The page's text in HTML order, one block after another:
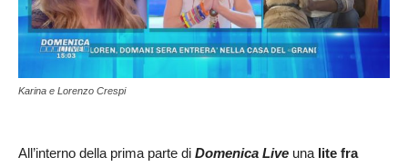
Karina e Lorenzo Crespi
All’interno della prima parte di Domenica Live una lite fra